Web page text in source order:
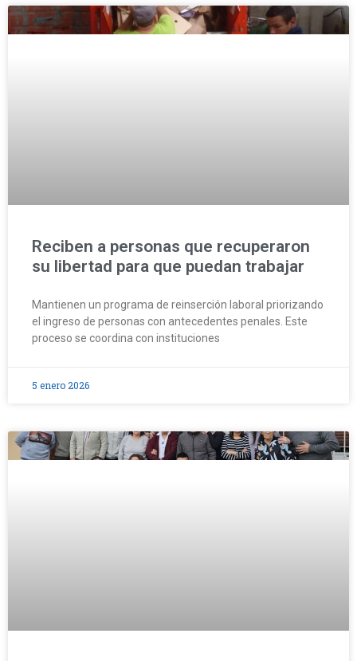
Reciben a personas que recuperaron
su libertad para que puedan trabajar
Mantienen un programa de reinserción laboral priorizando
el ingreso de personas con antecedentes penales. Este
proceso se coordina con instituciones
5 enero 2026